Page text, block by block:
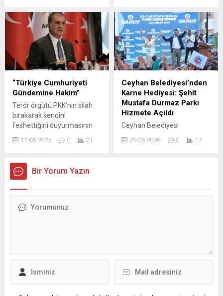
sosyal medyada bazı
odaklar tarafından sabote
edilmesine ilişkin sert bir
açıklamada bulundu. İlçe
Başkanı Yıldırım, toplu kayıt
çalışmalarına gösterilen
yoğun ilginin Seyhan’da
büyük bir heyecan
yükselişi hazmedemeyen
karanlık çevrelerin...
arasında Kütahyalı’nın da
bulunduğu öne sürüldü.
MASAK incelemelerinde
ROK’un banka hesabına
2022-2024 yılları arasında
toplam 16 milyon 141 bin
893 TL giriş olduğu
belirlendi. Aynı dönemde
hesaptan yalnızca 1 milyon
472 bin 582 TL...
“Türkiye Cumhuriyeti
Gündemine Hakim”
Terör örgütü PKK’nın silah
bırakarak kendini
feshettiğini duyurmasının
ilk siyasi tepkiler gelmeye
Adana milletvekili Ömer
Çelik, “Hiç kimse merak
hakimdir” dedi. Çelik’in
politikası”...
12.05.2025 0 21
Ceyhan Belediyesi’nden
Karne Hediyesi: Şehit
Mustafa Durmaz Parkı
Hizmete Açıldı
Ceyhan Belediyesi
tamamlanan Şehit Mustafa
programına Ceyhan
29.06.2026 0 17
Bir Yorum Yazın